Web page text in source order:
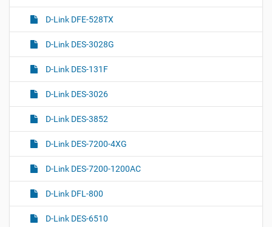
D-Link DFE-528TX
D-Link DES-3028G
D-Link DES-131F
D-Link DES-3026
D-Link DES-3852
D-Link DES-7200-4XG
D-Link DES-7200-1200AC
D-Link DFL-800
D-Link DES-6510